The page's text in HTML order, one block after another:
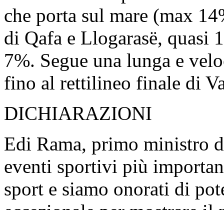
che porta sul mare (max
di Qafa e Llogarasë, quasi
7%. Segue una lunga e
fino al rettilineo finale di
DICHIARAZIONI
Edi Rama, primo ministro
eventi sportivi più
sport e siamo onorati di